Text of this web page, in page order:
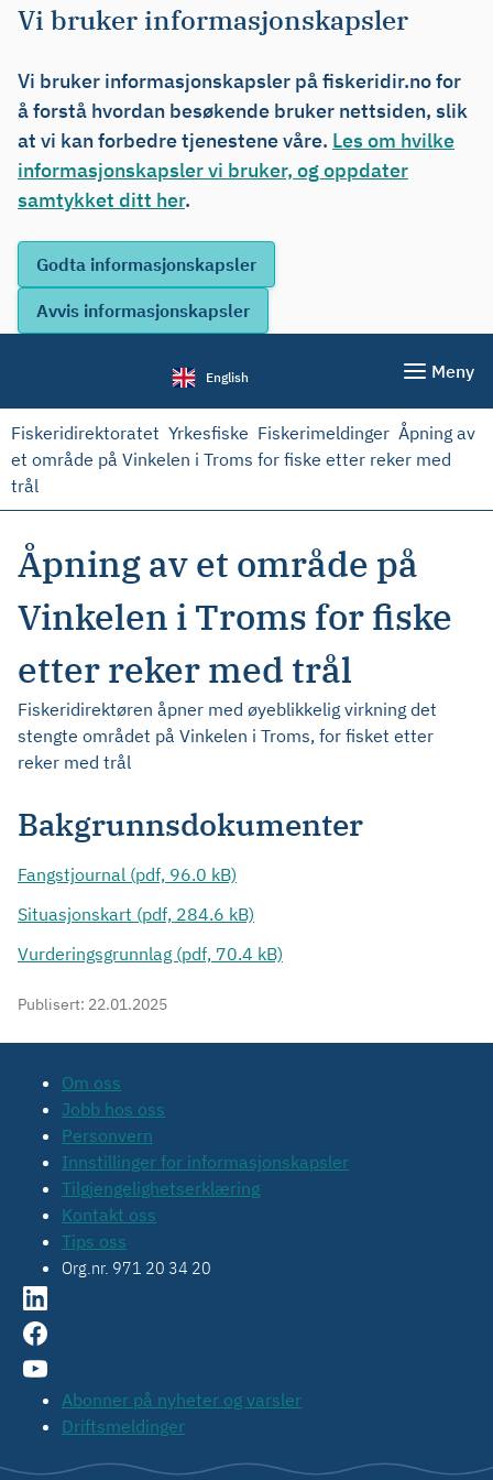
Vi bruker informasjonskapsler
Vi bruker informasjonskapsler på fiskeridir.no for
å forstå hvordan besøkende bruker nettsiden, slik
at vi kan forbedre tjenestene våre. Les om hvilke
informasjonskapsler vi bruker, og oppdater
samtykket ditt her.
English Meny
Fiskeridirektoratet Yrkesfiske Fiskerimeldinger Åpning av
et område på Vinkelen i Troms for fiske etter reker med
trål
Åpning av et område på
Vinkelen i Troms for fiske
etter reker med trål
Fiskeridirektøren åpner med øyeblikkelig virkning det
stengte området på Vinkelen i Troms, for fisket etter
reker med trål
Bakgrunnsdokumenter
Fangstjournal (pdf, 96.0 kB)
Situasjonskart (pdf, 284.6 kB)
Vurderingsgrunnlag (pdf, 70.4 kB)
Publisert: 22.01.2025
Om oss
Jobb hos oss
Personvern
Innstillinger for informasjonskapsler
Tilgjengelighetserklæring
Kontakt oss
Tips oss
Org.nr. 971 20 34 20
Abonner på nyheter og varsler
Driftsmeldinger